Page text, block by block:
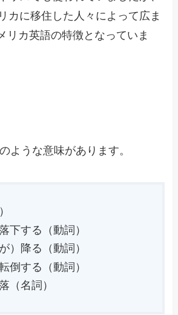
カに移住した人々によって広ま
リカ英語の特徴となっていま
ような意味があります。
下する（動詞）
）降る（動詞）
倒する（動詞）
（名詞）